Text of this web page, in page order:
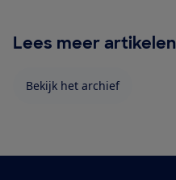
Lees meer artikelen
Bekijk het archief